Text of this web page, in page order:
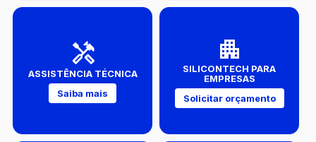
ASSISTÊNCIA TÉCNICA
Saiba mais
SILICONTECH PARA
EMPRESAS
Solicitar orçamento